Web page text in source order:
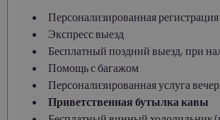
Персонализированная регистрация
Экспресс выезд
Бесплатный поздний выезд, при
Помощь с багажом
Персонализированная услуга
Приветственная бутылка кавы